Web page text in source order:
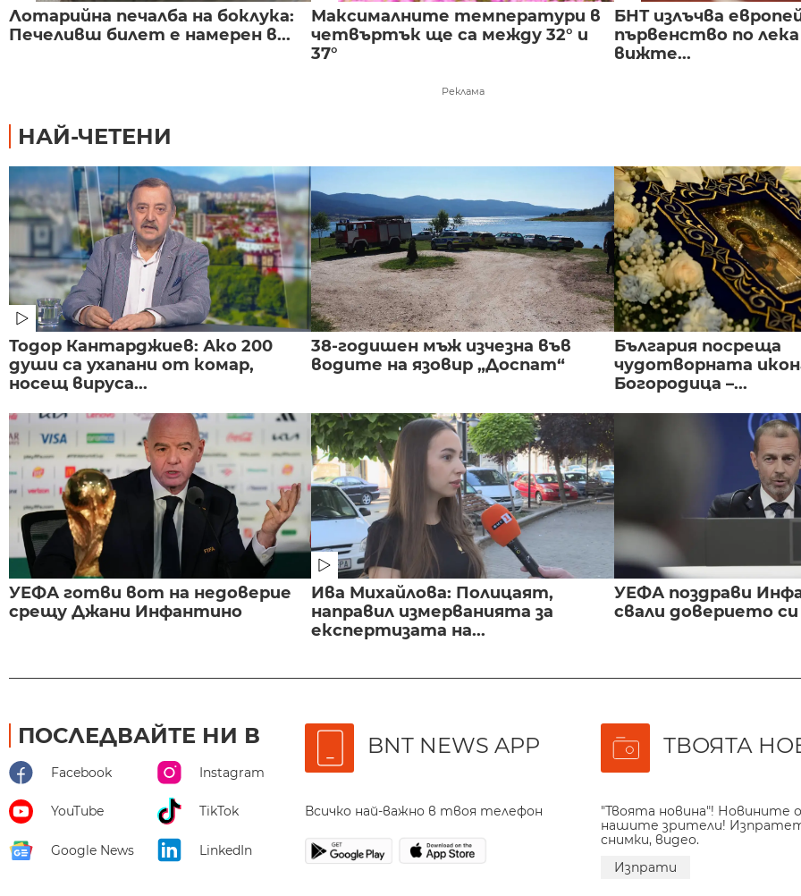
Лотарийна печалба на боклука:
Печеливш билет е намерен в...
Максималните температури в
четвъртък ще са между 32° и
37°
БНТ излъчва
първенство по
вижте...
Реклама
НАЙ-ЧЕТЕНИ
Тодор Кантарджиев: Ако 200
души са ухапани от комар,
носещ вируса...
38-годишен мъж изчезна във
водите на язовир „Доспат“
България посреща
чудотворната
Богородица –...
УЕФА готви вот на недоверие
срещу Джани Инфантино
Ива Михайлова: Полицаят,
направил измерванията за
експертизата на...
УЕФА поздрави
свали доверието
ПОСЛЕДВАЙТЕ НИ В
Facebook Instagram
YouTube TikTok
Google News LinkedIn
BNT NEWS APP
Всичко най-важно в твоя телефон
ТВОЯТА
"Твоята новина"! Новините
нашите зрители!
снимки, видео.
Изпрати